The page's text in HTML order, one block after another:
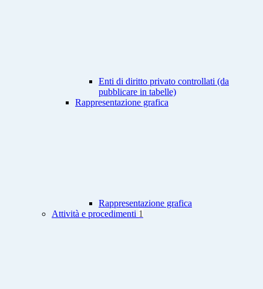
Enti di diritto privato controllati (da
pubblicare in tabelle)
Rappresentazione grafica
Rappresentazione grafica
Attività e procedimenti 1